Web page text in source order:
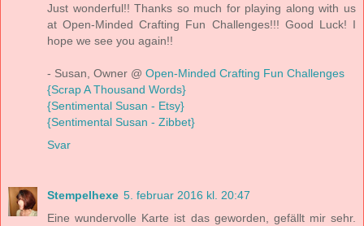
Just wonderful!! Thanks so much for playing along with us
at Open-Minded Crafting Fun Challenges!!! Good Luck! I
hope we see you again!!
- Susan, Owner @ Open-Minded Crafting Fun Challenges
{Scrap A Thousand Words}
{Sentimental Susan - Etsy}
{Sentimental Susan - Zibbet}
Svar
Stempelhexe 5. februar 2016 kl. 20:47
Eine wundervolle Karte ist das geworden, gefällt mir sehr.